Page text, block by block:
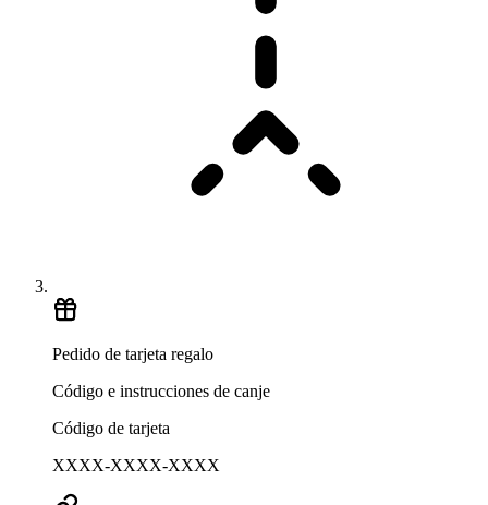
Pedido de tarjeta regalo
Código e instrucciones de canje
Código de tarjeta
XXXX-XXXX-XXXX